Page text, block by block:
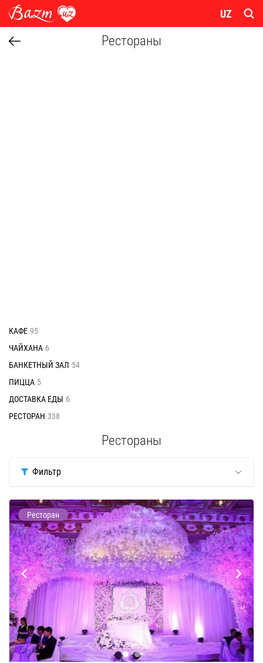
UZ
Рестораны
КАФЕ 95
ЧАЙХАНА 6
БАНКЕТНЫЙ ЗАЛ 54
ПИЦЦА 5
ДОСТАВКА ЕДЫ 6
РЕСТОРАН 338
Рестораны
Фильтр
Ресторан